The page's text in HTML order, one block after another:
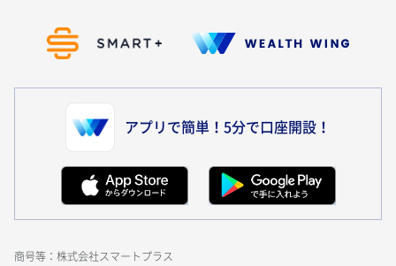
アプリで簡単！5分で口座開設！
商号等：株式会社スマートプラス